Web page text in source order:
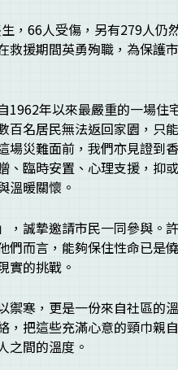
，66人受傷，另有279人仍
救援期間英勇殉職，為保護
1962年以來最嚴重的一場住
百名居民無法返回家園，只
場災難面前，我們亦見證到
、臨時安置、心理支援，抑
溫暖關懷。
，誠摯邀請市民一同參與。
而言，能夠保住性命已是
實的挑戰。
禦寒，更是一份來自社區的
，把這些充滿心意的頸巾親
之間的溫度。